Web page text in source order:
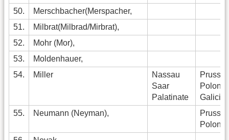
50.
Merschbacher(Merspacher,
51.
Milbrat(Milbrad/Mirbrat),
52.
Mohr (Mor),
53.
Moldenhauer,
54.
Miller
Nassau
Saar
Palatinate
Pruss
Polonia
Galicia
55.
Neumann (Neyman),
Pruss.
Polonia